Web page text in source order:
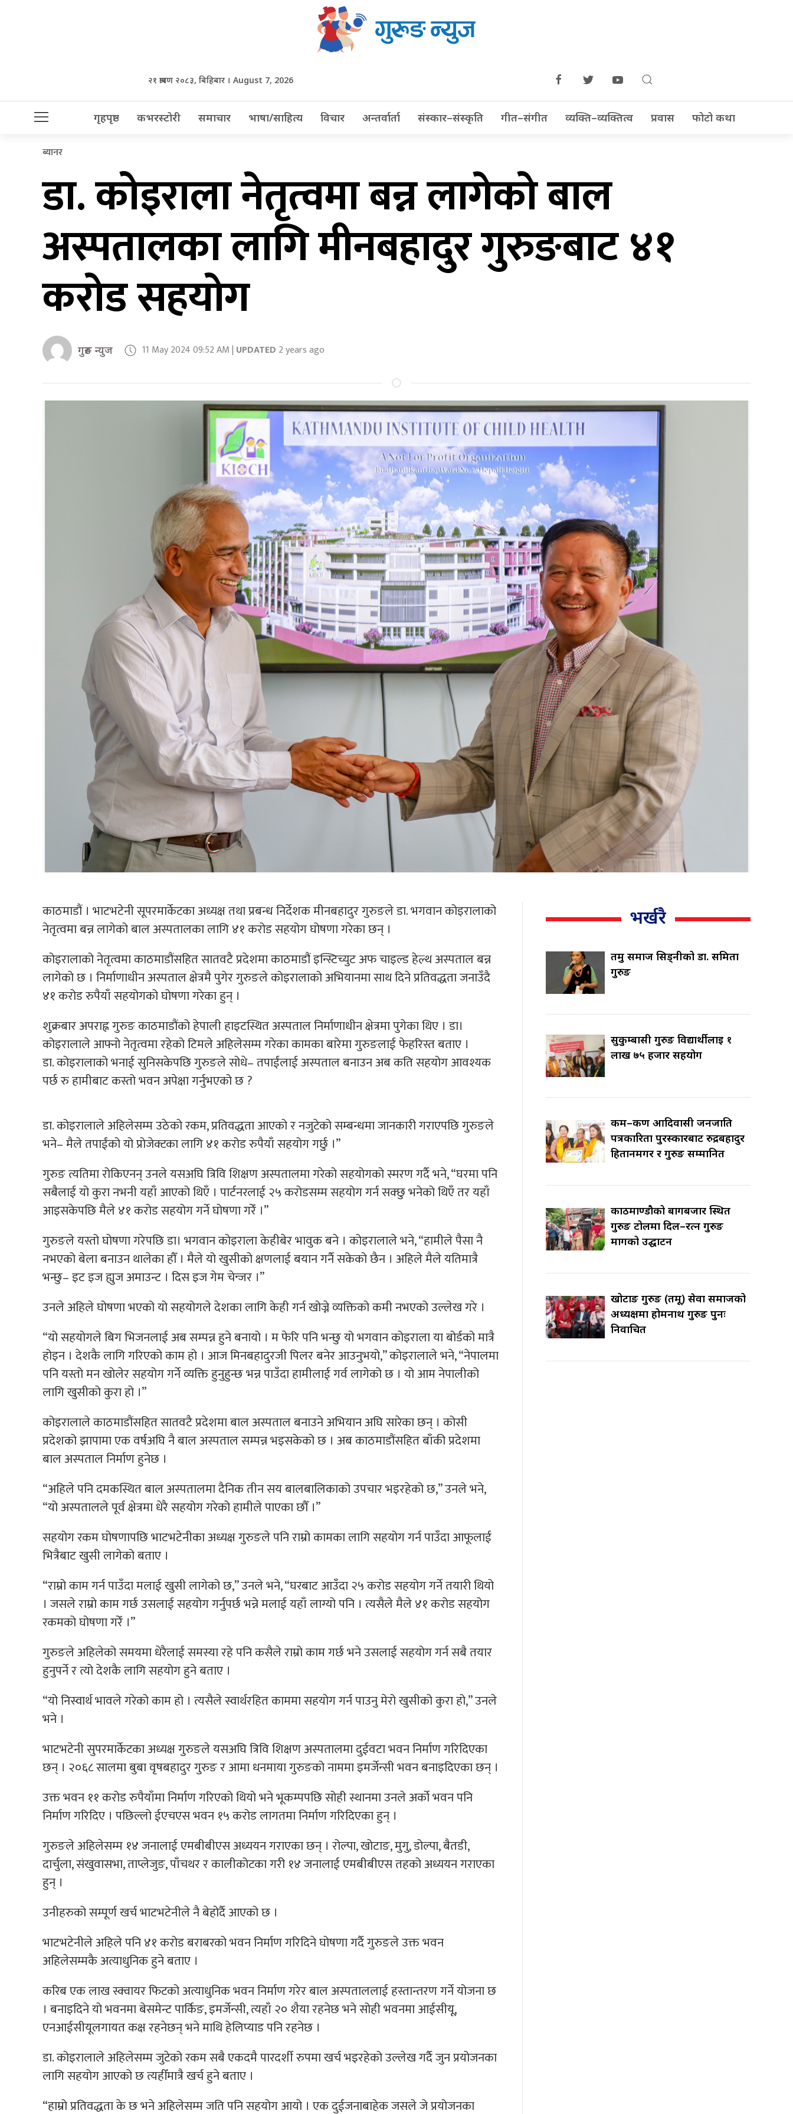
२१ श्रावण २०८३, बिहिबार । August 7, 2026
गृहपृष्ठ कभरस्टोरी समाचार भाषा/साहित्य विचार अन्तर्वार्ता संस्कार–संस्कृति गीत–संगीत व्यक्ति–व्यक्तित्व प्रवास फोटो कथा
ब्यानर
डा. कोइराला नेतृत्वमा बन्न लागेको बाल
अस्पतालका लागि मीनबहादुर गुरुङबाट ४१
करोड सहयोग
गुरुङ न्युज 11 May 2024 09:52 AM | UPDATED 2 years ago
काठमाडौं । भाटभटेनी सूपरमार्केटका अध्यक्ष तथा प्रबन्ध निर्देशक मीनबहादुर गुरुङले डा. भगवान कोइरालाको
नेतृत्वमा बन्न लागेको बाल अस्पतालका लागि ४१ करोड सहयोग घोषणा गरेका छन् ।
कोइरालाको नेतृत्वमा काठमाडौंसहित सातवटै प्रदेशमा काठमाडौं इन्स्टिच्युट अफ चाइल्ड हेल्थ अस्पताल बन्न
लागेको छ । निर्माणाधीन अस्पताल क्षेत्रमै पुगेर गुरुङले कोइरालाको अभियानमा साथ दिने प्रतिवद्धता जनाउँदै
४१ करोड रुपैयाँ सहयोगको घोषणा गरेका हुन् ।
शुक्रबार अपराह्न गुरुङ काठमाडौंको हेपाली हाइटस्थित अस्पताल निर्माणाधीन क्षेत्रमा पुगेका थिए । डा।
कोइरालाले आफ्नो नेतृत्वमा रहेको टिमले अहिलेसम्म गरेका कामका बारेमा गुरुङलाई फेहरिस्त बताए ।
डा. कोइरालाको भनाई सुनिसकेपछि गुरुङले सोधे– तपाईंलाई अस्पताल बनाउन अब कति सहयोग आवश्यक
पर्छ रु हामीबाट कस्तो भवन अपेक्षा गर्नुभएको छ ?
डा. कोइरालाले अहिलेसम्म उठेको रकम, प्रतिवद्धता आएको र नजुटेको सम्बन्धमा जानकारी गराएपछि गुरुङले
भने– मैले तपाईंको यो प्रोजेक्टका लागि ४१ करोड रुपैयाँ सहयोग गर्छु ।”
गुरुङ त्यतिमा रोकिएनन् उनले यसअघि त्रिवि शिक्षण अस्पतालमा गरेको सहयोगको स्मरण गर्दै भने, “घरमा पनि
सबैलाई यो कुरा नभनी यहाँ आएको थिएँ । पार्टनरलाई २५ करोडसम्म सहयोग गर्न सक्छु भनेको थिएँ तर यहाँ
आइसकेपछि मैले ४१ करोड सहयोग गर्ने घोषणा गरेँ ।”
गुरुङले यस्तो घोषणा गरेपछि डा। भगवान कोइराला केहीबेर भावुक बने । कोइरालाले भने, “हामीले पैसा नै
नभएको बेला बनाउन थालेका हौँ । मैले यो खुसीको क्षणलाई बयान गर्नै सकेको छैन । अहिले मैले यतिमात्रै
भन्छु– इट इज ह्युज अमाउन्ट । दिस इज गेम चेन्जर ।”
उनले अहिले घोषणा भएको यो सहयोगले देशका लागि केही गर्न खोज्ने व्यक्तिको कमी नभएको उल्लेख गरे ।
“यो सहयोगले बिग भिजनलाई अब सम्पन्न हुने बनायो । म फेरि पनि भन्छु यो भगवान कोइराला या बोर्डको मात्रै
होइन । देशकै लागि गरिएको काम हो । आज मिनबहादुरजी पिलर बनेर आउनुभयो,” कोइरालाले भने, “नेपालमा
पनि यस्तो मन खोलेर सहयोग गर्ने व्यक्ति हुनुहुन्छ भन्न पाउँदा हामीलाई गर्व लागेको छ । यो आम नेपालीको
लागि खुसीको कुरा हो ।”
कोइरालाले काठमाडौंसहित सातवटै प्रदेशमा बाल अस्पताल बनाउने अभियान अघि सारेका छन् । कोसी
प्रदेशको झापामा एक वर्षअघि नै बाल अस्पताल सम्पन्न भइसकेको छ । अब काठमाडौंसहित बाँकी प्रदेशमा
बाल अस्पताल निर्माण हुनेछ ।
“अहिले पनि दमकस्थित बाल अस्पतालमा दैनिक तीन सय बालबालिकाको उपचार भइरहेको छ,” उनले भने,
“यो अस्पतालले पूर्व क्षेत्रमा धेरै सहयोग गरेको हामीले पाएका छौँ ।”
सहयोग रकम घोषणापछि भाटभटेनीका अध्यक्ष गुरुङले पनि राम्रो कामका लागि सहयोग गर्न पाउँदा आफूलाई
भित्रैबाट खुसी लागेको बताए ।
“राम्रो काम गर्न पाउँदा मलाई खुसी लागेको छ,” उनले भने, “घरबाट आउँदा २५ करोड सहयोग गर्ने तयारी थियो
। जसले राम्रो काम गर्छ उसलाई सहयोग गर्नुपर्छ भन्ने मलाई यहाँ लाग्यो पनि । त्यसैले मैले ४१ करोड सहयोग
रकमको घोषणा गरेँ ।”
गुरुङले अहिलेको समयमा धेरैलाई समस्या रहे पनि कसैले राम्रो काम गर्छ भने उसलाई सहयोग गर्न सबै तयार
हुनुपर्ने र त्यो देशकै लागि सहयोग हुने बताए ।
“यो निस्वार्थ भावले गरेको काम हो । त्यसैले स्वार्थरहित काममा सहयोग गर्न पाउनु मेरो खुसीको कुरा हो,” उनले
भने ।
भाटभटेनी सुपरमार्केटका अध्यक्ष गुरुङले यसअघि त्रिवि शिक्षण अस्पतालमा दुईवटा भवन निर्माण गरिदिएका
छन् । २०६८ सालमा बुबा वृषबहादुर गुरुङ र आमा धनमाया गुरुङको नाममा इमर्जेन्सी भवन बनाइदिएका छन् ।
उक्त भवन ११ करोड रुपैयाँमा निर्माण गरिएको थियो भने भूकम्पपछि सोही स्थानमा उनले अर्को भवन पनि
निर्माण गरिदिए । पछिल्लो ईएचएस भवन १५ करोड लागतमा निर्माण गरिदिएका हुन् ।
गुरुङले अहिलेसम्म १४ जनालाई एमबीबीएस अध्ययन गराएका छन् । रोल्पा, खोटाङ, मुगु, डोल्पा, बैतडी,
दार्चुला, संखुवासभा, ताप्लेजुङ, पाँचथर र कालीकोटका गरी १४ जनालाई एमबीबीएस तहको अध्ययन गराएका
हुन् ।
उनीहरुको सम्पूर्ण खर्च भाटभटेनीले नै बेहोर्दै आएको छ ।
भाटभटेनीले अहिले पनि ४१ करोड बराबरको भवन निर्माण गरिदिने घोषणा गर्दै गुरुङले उक्त भवन
अहिलेसम्मकै अत्याधुनिक हुने बताए ।
करिब एक लाख स्क्वायर फिटको अत्याधुनिक भवन निर्माण गरेर बाल अस्पताललाई हस्तान्तरण गर्ने योजना छ
। बनाइदिने यो भवनमा बेसमेन्ट पार्किङ, इमर्जेन्सी, त्यहाँ २० शैया रहनेछ भने सोही भवनमा आईसीयू,
एनआईसीयूलगायत कक्ष रहनेछन् भने माथि हेलिप्याड पनि रहनेछ ।
डा. कोइरालाले अहिलेसम्म जुटेको रकम सबै एकदमै पारदर्शी रुपमा खर्च भइरहेको उल्लेख गर्दै जुन प्रयोजनका
लागि सहयोग आएको छ त्यहीँमात्रै खर्च हुने बताए ।
“हाम्रो प्रतिवद्धता के छ भने अहिलेसम्म जति पनि सहयोग आयो । एक दुईजनाबाहेक जसले जे प्रयोजनका
भर्खरै
तमु समाज सिड्नीको डा. समिता
गुरुङ
सुकुम्बासी गुरुङ विद्यार्थीलाई १
लाख ७५ हजार सहयोग
कर्म–कर्ण आदिवासी जनजाति
पत्रकारिता पुरस्कारबाट रुद्रबहादुर
हितानमगर र गुरुङ सम्मानित
काठमाण्डौको बागबजार स्थित
गुरुङ टोलमा दिल–रत्न गुरुङ
मार्गको उद्घाटन
खोटाङ गुरुङ (तमू) सेवा समाजको
अध्यक्षमा होमनाथ गुरुङ पुनः
निर्वाचित